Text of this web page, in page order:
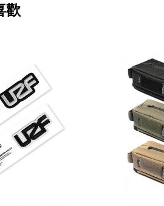
歡